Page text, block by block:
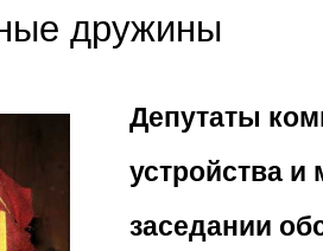
дружины
Депутаты
устройства и
заседании